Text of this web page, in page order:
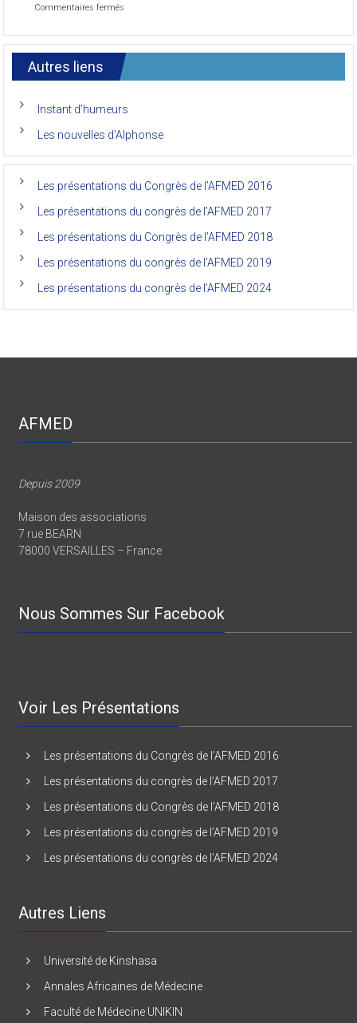
Commentaires fermés
congrès
international
anciens
la
de
de
(Afmed/Unikin)
vécu
Autres liens
Instant d’humeurs
Les nouvelles d’Alphonse
Les présentations du Congrès de l’AFMED 2016
Les présentations du congrès de l’AFMED 2017
Les présentations du Congrès de l’AFMED 2018
Les présentations du congrès de l’AFMED 2019
Les présentations du congrès de l’AFMED 2024
AFMED
Depuis 2009
Maison des associations
7 rue BEARN
78000 VERSAILLES – France
Nous Sommes Sur Facebook
Voir Les Présentations
Les présentations du Congrès de l’AFMED 2016
Les présentations du congrès de l’AFMED 2017
Les présentations du Congrès de l’AFMED 2018
Les présentations du congrès de l’AFMED 2019
Les présentations du congrès de l’AFMED 2024
Autres Liens
Université de Kinshasa
Annales Africaines de Médecine
Faculté de Médecine UNIKIN